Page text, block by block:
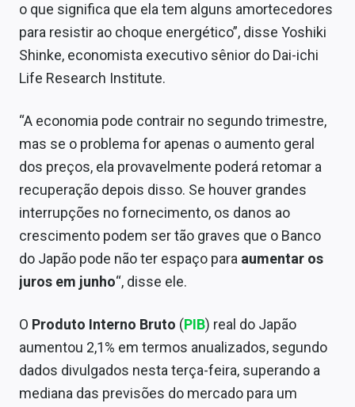
o que significa que ela tem alguns amortecedores
para resistir ao choque energético”, disse Yoshiki
Shinke, economista executivo sênior do Dai-ichi
Life Research Institute.
“A economia pode contrair no segundo trimestre,
mas se o problema for apenas o aumento geral
dos preços, ela provavelmente poderá retomar a
recuperação depois disso. Se houver grandes
interrupções no fornecimento, os danos ao
crescimento podem ser tão graves que o Banco
do Japão pode não ter espaço para aumentar os
juros em junho“, disse ele.
O Produto Interno Bruto (PIB) real do Japão
aumentou 2,1% em termos anualizados, segundo
dados divulgados nesta terça-feira, superando a
mediana das previsões do mercado para um